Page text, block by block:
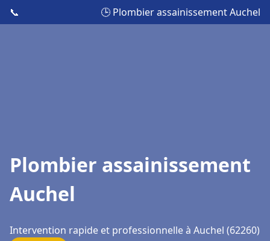
📞 🕒 Plombier assainissement Auchel
Plombier assainissement
Auchel
Intervention rapide et professionnelle à Auchel (62260)